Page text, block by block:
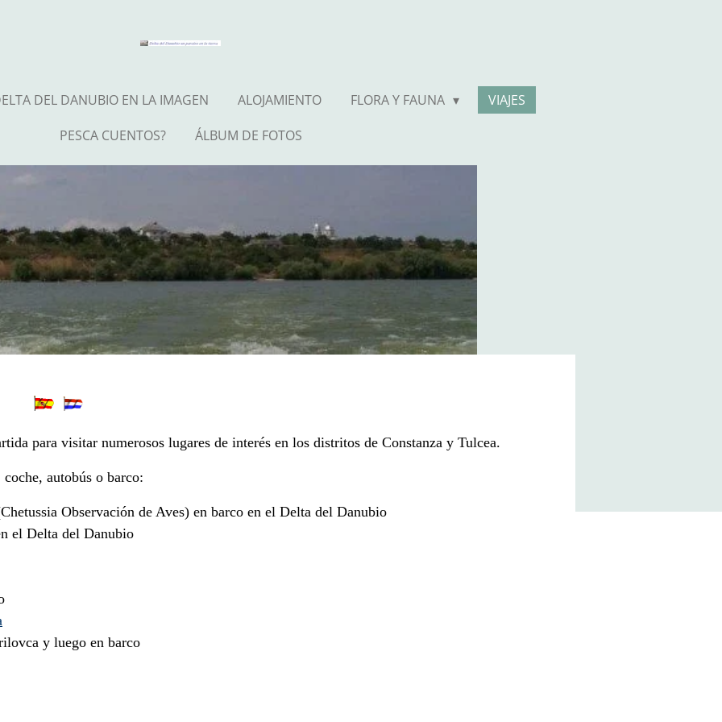
DEL DANUBIO EN LA IMAGEN ALOJAMIENTO FLORA Y FAUNA
VIAJES
PESCA CUENTOS?
ÁLBUM DE FOTOS
para visitar numerosos lugares de interés en los distritos de Constanza y Tulcea.
autobús o barco:
Observación de Aves) en barco en el Delta del Danubio
el Delta del Danubio
y luego en barco